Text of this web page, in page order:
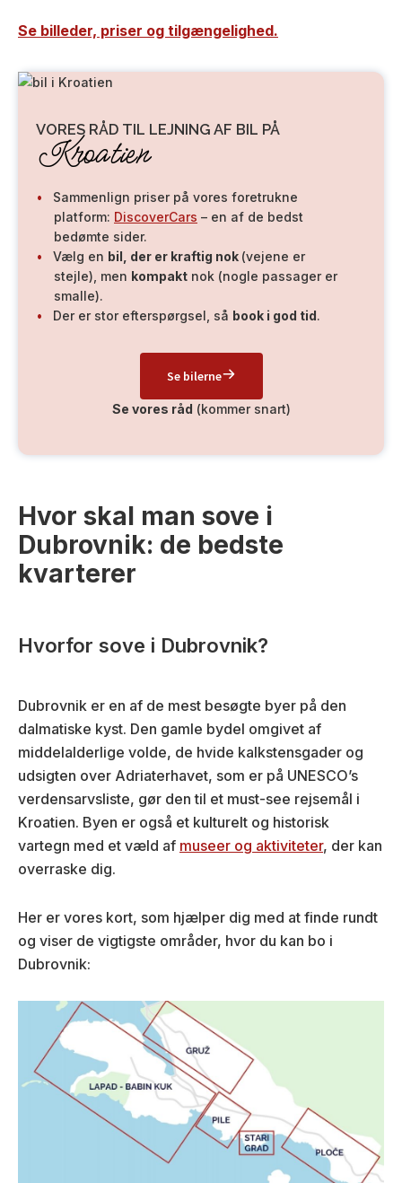
Se billeder, priser og tilgængelighed.
VORES RÅD TIL LEJNING AF BIL PÅ
Kroatien
Sammenlign priser på vores foretrukne
platform: DiscoverCars – en af de bedst
bedømte sider.
Vælg en bil, der er kraftig nok (vejene er
stejle), men kompakt nok (nogle passager er
smalle).
Der er stor efterspørgsel, så book i god tid.
Se bilerne
Se vores råd (kommer snart)
Hvor skal man sove i
Dubrovnik: de bedste
kvarterer
Hvorfor sove i Dubrovnik?
Dubrovnik er en af de mest besøgte byer på den
dalmatiske kyst. Den gamle bydel omgivet af
middelalderlige volde, de hvide kalkstensgader og
udsigten over Adriaterhavet, som er på UNESCO’s
verdensarvsliste, gør den til et must-see rejsemål i
Kroatien. Byen er også et kulturelt og historisk
vartegn med et væld af museer og aktiviteter, der kan
overraske dig.
Her er vores kort, som hjælper dig med at finde rundt
og viser de vigtigste områder, hvor du kan bo i
Dubrovnik: